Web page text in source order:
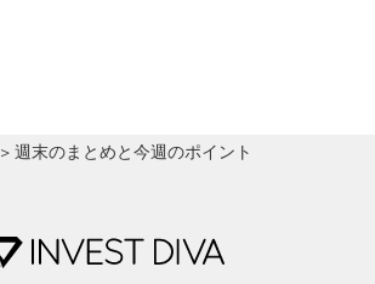
> 週末のまとめと今週のポイント